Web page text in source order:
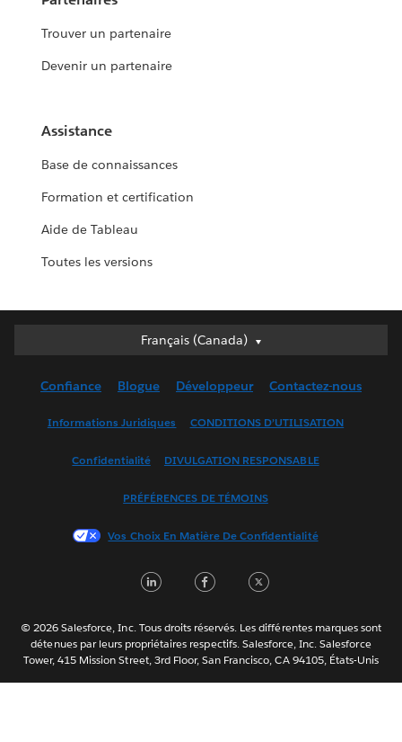
Trouver un partenaire
Devenir un partenaire
Assistance
Base de connaissances
Formation et certification
Aide de Tableau
Toutes les versions
Français (Canada)
Français (Canada)
English (UK)
Français (France)
한국어
Português
ไทย
简体中文
Confiance Blogue Développeur Contactez-nous
Informations Juridiques CONDITIONS D’UTILISATION
Confidentialité DIVULGATION RESPONSABLE
PRÉFÉRENCES DE TÉMOINS
Vos Choix En Matière De Confidentialité
LinkedInFacebook
© 2026 Salesforce, Inc. Tous droits réservés. Les différentes marques sont
détenues par leurs propriétaires respectifs. Salesforce, Inc. Salesforce
Tower, 415 Mission Street, 3rd Floor, San Francisco, CA 94105, États-Unis